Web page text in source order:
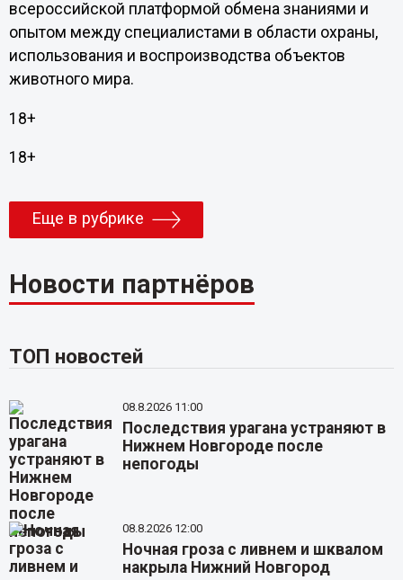
всероссийской платформой обмена знаниями и
опытом между специалистами в области охраны,
использования и воспроизводства объектов
животного мира.
18+
18+
Еще в рубрике
Новости партнёров
ТОП новостей
08.8.2026 11:00
Последствия урагана устраняют в
Нижнем Новгороде после
непогоды
08.8.2026 12:00
Ночная гроза с ливнем и шквалом
накрыла Нижний Новгород